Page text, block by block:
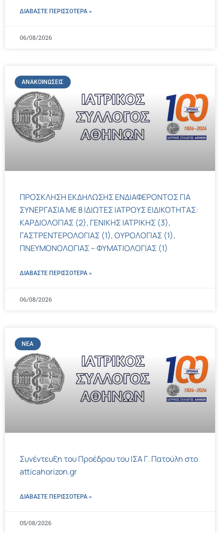
ΔΙΑΒΑΣΤΕ ΠΕΡΙΣΣΌΤΕΡΑ »
06/08/2026
ΑΝΑΚΟΙΝΏΣΕΙΣ
ΠΡΟΣΚΛΗΣΗ ΕΚΔΗΛΩΣΗΣ ΕΝΔΙΑΦΕΡΟΝΤΟΣ ΓΙΑ
ΣΥΝΕΡΓΑΣΙΑ ΜΕ 8 ΙΔΙΩΤΕΣ ΙΑΤΡΟΥΣ ΕΙΔΙΚΟΤΗΤΑΣ:
ΚΑΡΔΙΟΛΟΓΙΑΣ (2), ΓΕΝΙΚΗΣ ΙΑΤΡΙΚΗΣ (3),
ΓΑΣΤΡΕΝΤΕΡΟΛΟΓΙΑΣ (1), ΟΥΡΟΛΟΓΙΑΣ (1),
ΠΝΕΥΜΟΝΟΛΟΓΙΑΣ – ΦΥΜΑΤΙΟΛΟΓΙΑΣ (1)
ΔΙΑΒΑΣΤΕ ΠΕΡΙΣΣΌΤΕΡΑ »
06/08/2026
ΝΈΑ
Συνέντευξη του Προέδρου του ΙΣΑ Γ. Πατούλη στο
atticahorizon.gr
ΔΙΑΒΑΣΤΕ ΠΕΡΙΣΣΌΤΕΡΑ »
05/08/2026